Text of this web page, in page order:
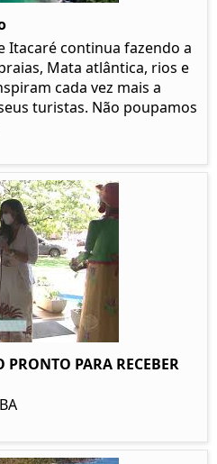
Itacaré continua fazendo a
Mata atlântica, rios e
cada vez mais a
turistas. Não poupamos
PARA RECEBER